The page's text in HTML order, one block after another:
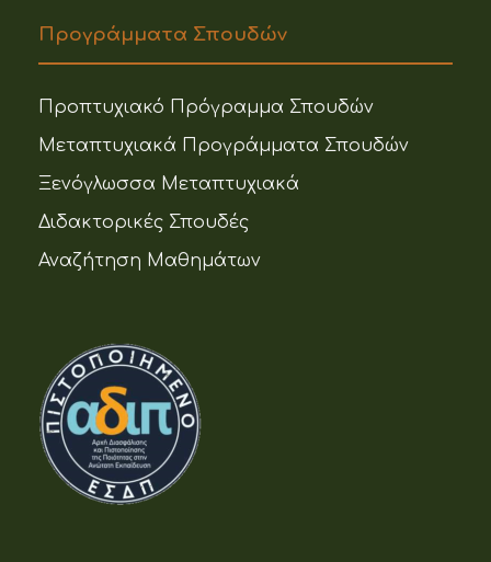
Προγράμματα Σπουδών
Προπτυχιακό Πρόγραμμα Σπουδών
Μεταπτυχιακά Προγράμματα Σπουδών
Ξενόγλωσσα Μεταπτυχιακά
Διδακτορικές Σπουδές
Αναζήτηση Μαθημάτων